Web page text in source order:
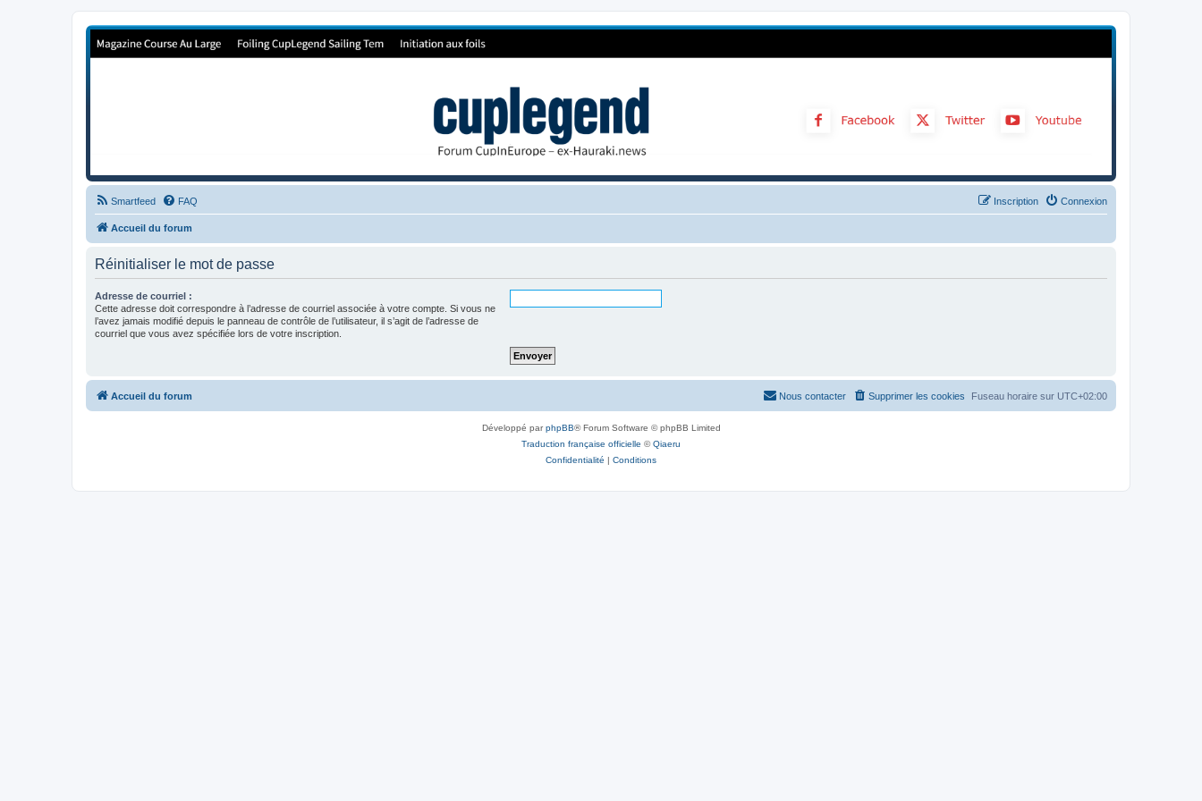
Forum de Cup In Europe
Smartfeed FAQ Connexion
Inscription
Accueil du forum
Réinitialiser le mot de passe
Adresse de courriel :
Cette adresse doit correspondre à l’adresse de courriel associée à votre compte. Si vous ne
l’avez jamais modifié depuis le panneau de contrôle de l’utilisateur, il s’agit de l’adresse de
courriel que vous avez spécifiée lors de votre inscription.
Accueil du forum Fuseau horaire sur UTC+02:00
Supprimer les cookies
Nous contacter
Développé parphpBB® Forum Software © phpBB Limited
Traduction française officielle ©Qiaeru
Confidentialité | Conditions